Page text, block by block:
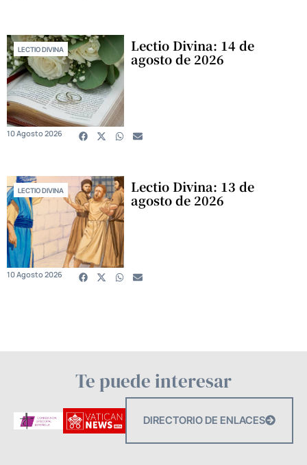
LECTIO DIVINA Lectio Divina: 14 de
agosto de 2026
10 Agosto 2026
LECTIO DIVINA Lectio Divina: 13 de
agosto de 2026
10 Agosto 2026
Te puede interesar
DIRECTORIO DE ENLACES